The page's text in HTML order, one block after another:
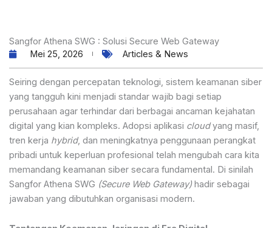
Sangfor Athena SWG : Solusi Secure Web Gateway
Mei 25, 2026
Articles & News
Seiring dengan percepatan teknologi, sistem keamanan siber
yang tangguh kini menjadi standar wajib bagi setiap
perusahaan agar terhindar dari berbagai ancaman kejahatan
digital yang kian kompleks. Adopsi aplikasi cloudyang masif,
tren kerja hybrid, dan meningkatnya penggunaan perangkat
pribadi untuk keperluan profesional telah mengubah cara kita
memandang keamanan siber secara fundamental. Di sinilah
Sangfor Athena SWG (Secure Web Gateway)hadir sebagai
jawaban yang dibutuhkan organisasi modern.